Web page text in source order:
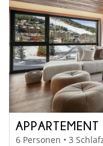
6 Personen • 3